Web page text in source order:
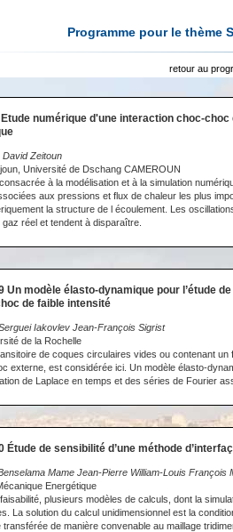
Programme pour le thème
retour au
Etude numérique d'une interaction choc-
David Zeitoun
Université de Dschang CAMEROUN
à la modélisation et à la simulation
aux pressions et flux de chaleur les plus
la structure de l écoulement. Les
réel et tendent à disparaître.
Un modèle élasto-dynamique pour l’étude
de faible intensité
Iakovlev Jean-François Sigrist
de la Rochelle
de coques circulaires vides ou contenant
externe, est considérée ici. Un modèle élasto-
de Laplace en temps et des séries de Fourier
Étude de sensibilité d’une méthode
Mame Jean-Pierre William-Louis François
Energétique
plusieurs modèles de calculs, dont la
La solution du calcul unidimensionnel est la
transférée de manière convenable au maillage